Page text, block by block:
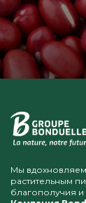
Мы
растительным
благополучия